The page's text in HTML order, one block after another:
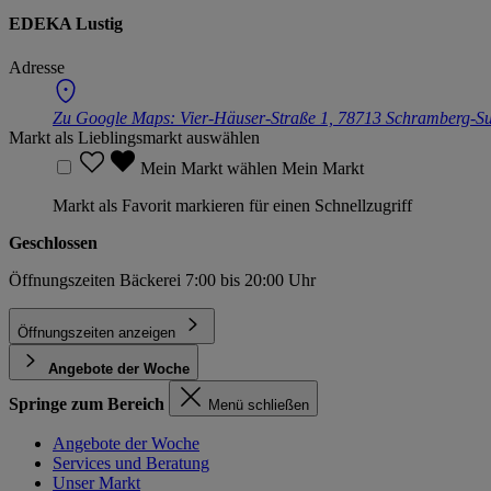
EDEKA Lustig
Adresse
Zu Google Maps: Vier-Häuser-Straße 1, 78713 Schramberg-
Markt als Lieblingsmarkt auswählen
Mein Markt wählen Mein Markt
Markt als Favorit markieren für einen Schnellzugriff
Geschlossen
Öffnungszeiten Bäckerei 7:00 bis 20:00 Uhr
Öffnungszeiten anzeigen
Angebote der Woche
Springe zum Bereich Menü schließen
Angebote der Woche
Services und Beratung
Unser Markt